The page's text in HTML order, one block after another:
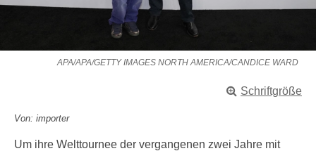
APA/APA/GETTY IMAGES NORTH AMERICA/CANDICE WARD
Schriftgröße
Von: importer
Um ihre Welttournee der vergangenen zwei Jahre mit